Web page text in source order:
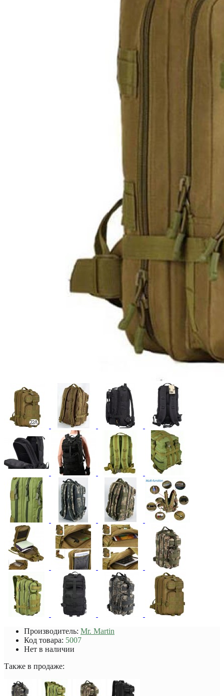
Производитель: Mr. Martin
Код товара: 5007
Нет в наличии
Также в продаже: